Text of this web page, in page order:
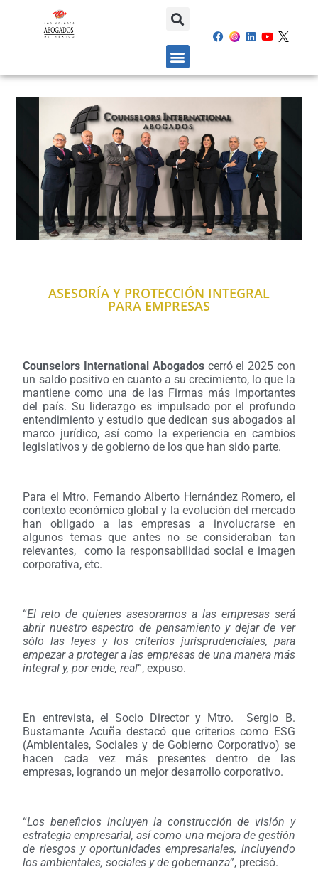
ASESORÍA Y PROTECCIÓN INTEGRAL
PARA EMPRESAS
Counselors International Abogadoscerró el 2025 con
un saldo positivo en cuanto a su crecimiento, lo que la
mantiene como una de las Firmas más importantes
del país. Su liderazgo es impulsado por el profundo
entendimiento y estudio que dedican sus abogados al
marco jurídico, así como la experiencia en cambios
legislativos y de gobierno de los que han sido parte.
Para el Mtro. Fernando Alberto Hernández Romero, el
contexto económico global y la evolución del mercado
han obligado a las empresas a involucrarse en
algunos temas que antes no se consideraban tan
relevantes, como la responsabilidad social e imagen
corporativa, etc.
“El reto de quienes asesoramos a las empresas será
abrir nuestro espectro de pensamiento y dejar de ver
sólo las leyes y los criterios jurisprudenciales, para
empezar a proteger a las empresas de una manera más
integral y, por ende, real”, expuso.
En entrevista, el Socio Director y Mtro. Sergio B.
Bustamante Acuña destacó que criterios como ESG
(Ambientales, Sociales y de Gobierno Corporativo) se
hacen cada vez más presentes dentro de las
empresas, logrando un mejor desarrollo corporativo.
“Los beneficios incluyen la construcción de visión y
estrategia empresarial, así como una mejora de gestión
de riesgos y oportunidades empresariales, incluyendo
los ambientales, sociales y de gobernanza”, precisó.